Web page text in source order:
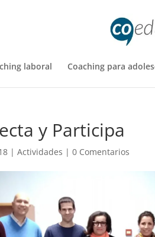
laboral Coaching para
y Participa
|Actividades |0 Comentarios